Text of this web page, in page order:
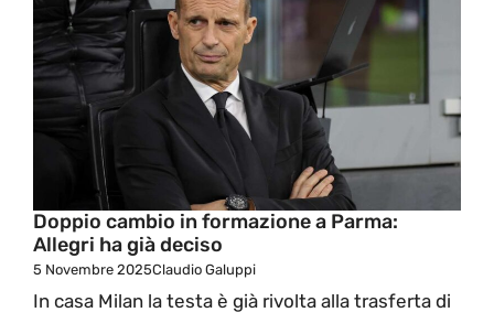
Doppio cambio in formazione a Parma:
Allegri ha già deciso
5 Novembre 2025Claudio Galuppi
In casa Milan la testa è già rivolta alla trasferta di